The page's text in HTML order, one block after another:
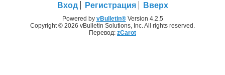
Вход Регистрация Вверх
Powered by vBulletin®Version 4.2.5
Copyright © 2026 vBulletin Solutions, Inc. All rights reserved.
Перевод: zCarot